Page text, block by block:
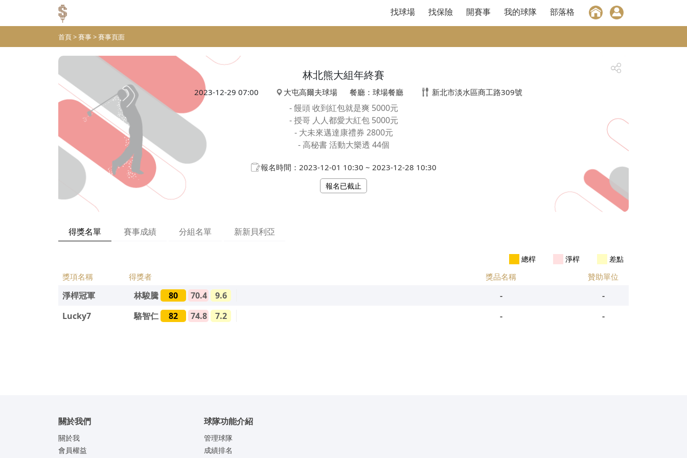
找球場 找保險 開賽事 我的球隊 部落格
首頁>賽事>賽事頁面
林北熊大組年終賽
2023-12-29 07:00 大屯高爾夫球場 餐廳：球場餐廳 新北市淡水區商工路309號
- 饅頭 收到紅包就是爽 5000元
- 授哥 人人都愛大紅包 5000元
- 大未來邁達康禮券 2800元
- 高秘書 活動大樂透 44個
報名時間：2023-12-01 10:30 ~ 2023-12-28 10:30
報名已截止
得獎名單 賽事成績 分組名單 新新貝利亞
總桿 淨桿 差點
獎項名稱 得獎者 獎品名稱 贊助單位
淨桿冠軍 林駿騰 80 70.4 9.6 -
-
Lucky7
駱智仁 82 74.8 7.2 - -
關於我們
關於我
會員權益
球隊功能介紹
管理球隊
成績排名